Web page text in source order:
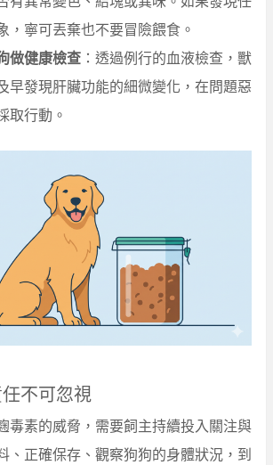
，寧可丟棄也不要冒險餵食。
做健康檢查 ：透過例行的血液檢查，獸
早發現肝臟功能的細微變化，在問題惡
取行動。
不可忽視
毒素的威脅，需要飼主持續投入關注與
、正確保存、觀察狗狗的身體狀況，到